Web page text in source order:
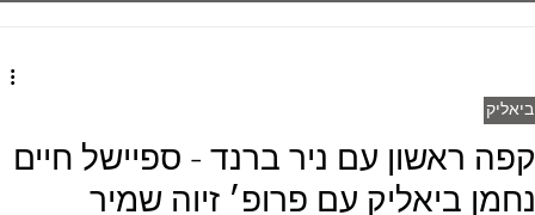
קפה ראשון עם ניר ברנד - ספיישל חיים
נחמן ביאליק עם פרופ׳ זיוה שמיר
ביאליק